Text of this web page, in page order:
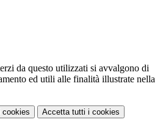
da questo utilizzati si avvalgono di
ed utili alle finalità illustrate nella
cookies Accetta tutti i cookies